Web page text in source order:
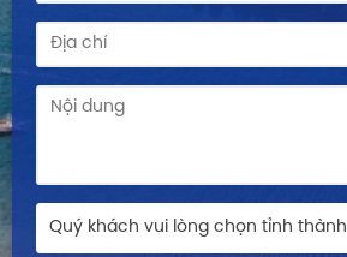
Quý khách vui lòng chọn tỉnh thành